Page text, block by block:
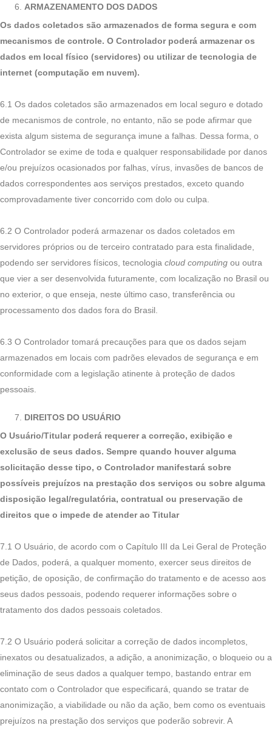
ARMAZENAMENTO DOS DADOS
Os dados coletados são armazenados de forma segura e com
mecanismos de controle. O Controlador poderá armazenar os
dados em local físico (servidores) ou utilizar de tecnologia de
internet (computação em nuvem).
6.1 Os dados coletados são armazenados em local seguro e dotado
de mecanismos de controle, no entanto, não se pode afirmar que
exista algum sistema de segurança imune a falhas. Dessa forma, o
Controlador se exime de toda e qualquer responsabilidade por danos
e/ou prejuízos ocasionados por falhas, vírus, invasões de bancos de
dados correspondentes aos serviços prestados, exceto quando
comprovadamente tiver concorrido com dolo ou culpa.
6.2 O Controlador poderá armazenar os dados coletados em
servidores próprios ou de terceiro contratado para esta finalidade,
podendo ser servidores físicos, tecnologia cloud computing ou outra
que vier a ser desenvolvida futuramente, com localização no Brasil ou
no exterior, o que enseja, neste último caso, transferência ou
processamento dos dados fora do Brasil.
6.3 O Controlador tomará precauções para que os dados sejam
armazenados em locais com padrões elevados de segurança e em
conformidade com a legislação atinente à proteção de dados
pessoais.
DIREITOS DO USUÁRIO
O Usuário/Titular poderá requerer a correção, exibição e
exclusão de seus dados. Sempre quando houver alguma
solicitação desse tipo, o Controlador manifestará sobre
possíveis prejuízos na prestação dos serviços ou sobre alguma
disposição legal/regulatória, contratual ou preservação de
direitos que o impede de atender ao Titular
7.1 O Usuário, de acordo com o Capítulo III da Lei Geral de Proteção
de Dados, poderá, a qualquer momento, exercer seus direitos de
petição, de oposição, de confirmação do tratamento e de acesso aos
seus dados pessoais, podendo requerer informações sobre o
tratamento dos dados pessoais coletados.
7.2 O Usuário poderá solicitar a correção de dados incompletos,
inexatos ou desatualizados, a adição, a anonimização, o bloqueio ou a
eliminação de seus dados a qualquer tempo, bastando entrar em
contato com o Controlador que especificará, quando se tratar de
anonimização, a viabilidade ou não da ação, bem como os eventuais
prejuízos na prestação dos serviços que poderão sobrevir. A